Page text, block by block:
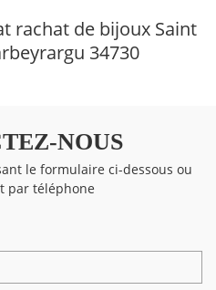
rachat de bijoux Saint
34730
NOUS
le formulaire ci-dessous ou
par téléphone